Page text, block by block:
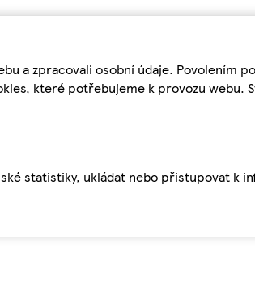
a zpracovali osobní údaje. Povolením
které potřebujeme k provozu webu.
statistiky, ukládat nebo přistupovat k